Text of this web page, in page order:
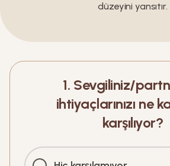
düzeyini yansıtır.
1. Sevgiliniz/
ihtiyaçlarınızı ne
karşılıyor?